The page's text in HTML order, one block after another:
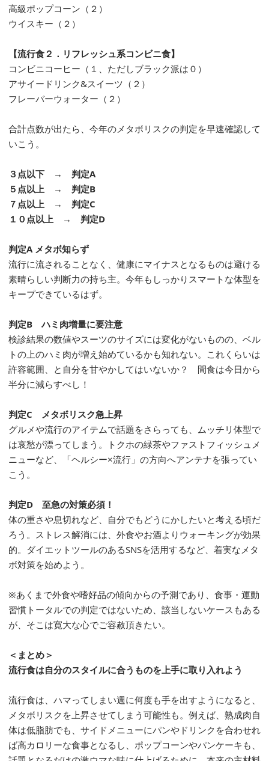
高級ポップコーン（２）
ウイスキー（２）
【流行食２．リフレッシュ系コンビニ食】
コンビニコーヒー（１、ただしブラック派は０）
アサイードリンク&スイーツ（２）
フレーバーウォーター（２）
合計点数が出たら、今年のメタボリスクの判定を早速確認して
いこう。
３点以下 → 判定A
５点以上 → 判定B
７点以上 → 判定C
１０点以上 → 判定D
判定A メタボ知らず
流行に流されることなく、健康にマイナスとなるものは避ける
素晴らしい判断力の持ち主。今年もしっかりスマートな体型を
キープできているはず。
判定B ハミ肉増量に要注意
検診結果の数値やスーツのサイズには変化がないものの、ベル
トの上のハミ肉が増え始めているかも知れない。これくらいは
許容範囲、と自分を甘やかしてはいないか？ 間食は今日から
半分に減らすべし！
判定C メタボリスク急上昇
グルメや流行のアイテムで話題をさらっても、ムッチリ体型で
は哀愁が漂ってしまう。トクホの緑茶やファストフィッシュメ
ニューなど、「ヘルシー×流行」の方向へアンテナを張ってい
こう。
判定D 至急の対策必須！
体の重さや息切れなど、自分でもどうにかしたいと考える頃だ
ろう。ストレス解消には、外食やお酒よりウォーキングが効果
的。ダイエットツールのあるSNSを活用するなど、着実なメタ
ボ対策を始めよう。
※あくまで外食や嗜好品の傾向からの予測であり、食事・運動
習慣トータルでの判定ではないため、該当しないケースもある
が、そこは寛大な心でご容赦頂きたい。
＜まとめ＞
流行食は自分のスタイルに合うものを上手に取り入れよう
流行食は、ハマってしまい週に何度も手を出すようになると、
メタボリスクを上昇させてしまう可能性も。例えば、熟成肉自
体は低脂肪でも、サイドメニューにパンやドリンクを合わせれ
ば高カロリーな食事となるし、ポップコーンやパンケーキも、